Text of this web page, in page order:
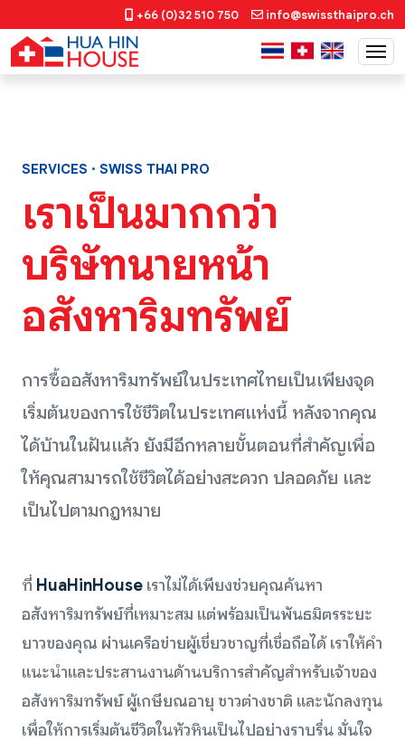
+66 (0)32 510 750 info@swissthaipro.ch
SERVICES · SWISS THAI PRO
เราเป็นมากกว่า
บริษัทนายหน้า
อสังหาริมทรัพย์
การซื้ออสังหาริมทรัพย์ในประเทศไทยเป็นเพียงจุด
เริ่มต้นของการใช้ชีวิตในประเทศแห่งนี้ หลังจากคุณ
ได้บ้านในฝันแล้ว ยังมีอีกหลายขั้นตอนที่สำคัญเพื่อ
ให้คุณสามารถใช้ชีวิตได้อย่างสะดวก ปลอดภัย และ
เป็นไปตามกฎหมาย
ที่ HuaHinHouse เราไม่ได้เพียงช่วยคุณค้นหา
อสังหาริมทรัพย์ที่เหมาะสม แต่พร้อมเป็นพันธมิตรระยะ
ยาวของคุณ ผ่านเครือข่ายผู้เชี่ยวชาญที่เชื่อถือได้ เราให้คำ
แนะนำและประสานงานด้านบริการสำคัญสำหรับเจ้าของ
อสังหาริมทรัพย์ ผู้เกษียณอายุ ชาวต่างชาติ และนักลงทุน
เพื่อให้การเริ่มต้นชีวิตในหัวหินเป็นไปอย่างราบรื่น มั่นใจ